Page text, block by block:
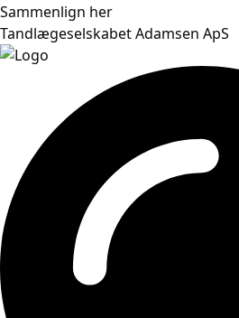
Sammenlign her
Tandlægeselskabet Adamsen ApS